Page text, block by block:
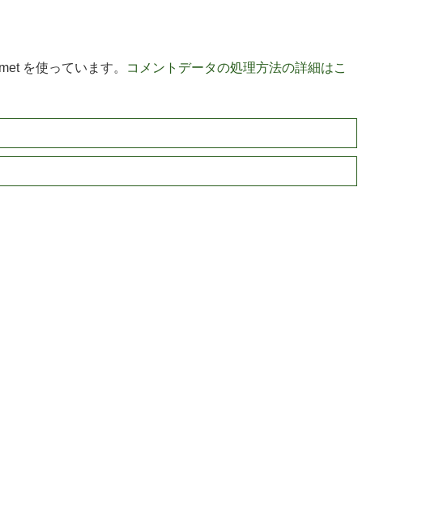
を使っています。
コメントデータの処理方法の詳細はこ